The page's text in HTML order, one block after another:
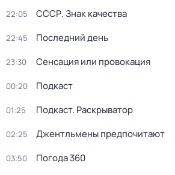
22:05 СССР. Знак качества
22:45 Последний день
23:30 Сенсация или провокация
00:20 Подкаст
01:25 Подкаст. Раскрыватор
02:25 Джентльмены предпочитают
03:50 Погода 360